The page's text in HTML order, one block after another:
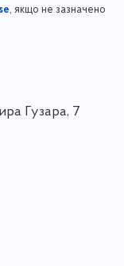
, якщо не зазначено
Гузара, 7